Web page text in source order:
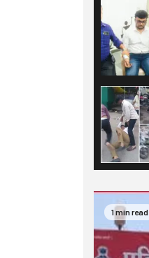
1 min read